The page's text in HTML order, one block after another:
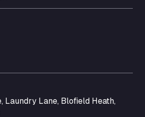
Limited
Bois EST, 62450
Laundry Lane, Blofield Heath,